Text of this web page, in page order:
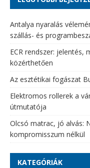
Antalya nyaralás
szállás- és
ECR rendszer: jelentés,
közérthetően
Az esztétikai fogászat
Elektromos rollerek a
útmutatója
Olcsó matrac, jó alvás:
kompromisszum nélkül
KATEGÓRIÁK